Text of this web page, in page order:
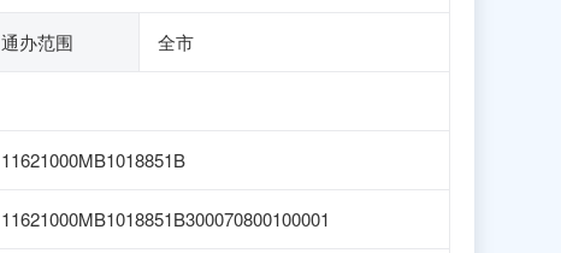
通办范围 全市
11621000MB1018851B
11621000MB1018851B300070800100001